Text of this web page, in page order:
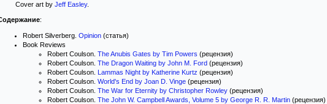
Cover art by Jeff Easley.
:
Robert Silverberg. Opinion (статья)
Book Reviews
Robert Coulson. The Anubis Gates by Tim Powers (рецензия)
Robert Coulson. The Dragon Waiting by John M. Ford (рецензия)
Robert Coulson. Lammas Night by Katherine Kurtz (рецензия)
Robert Coulson. World's End by Joan D. Vinge (рецензия)
Robert Coulson. The War for Eternity by Christopher Rowley (рецензия)
Robert Coulson. The John W. Campbell Awards, Volume 5 by George R. R. Martin (рецензия)